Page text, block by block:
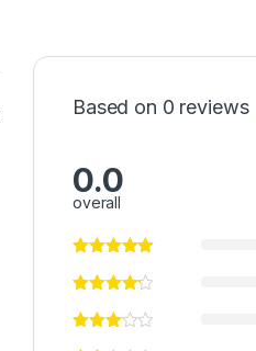
Based on 0 reviews
0.0
overall